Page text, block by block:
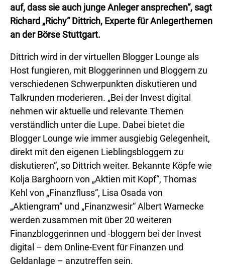
auf, dass sie auch junge Anleger ansprechen“, sagt
Richard „Richy“ Dittrich, Experte für Anlegerthemen
an der Börse Stuttgart.
Dittrich wird in der virtuellen Blogger Lounge als
Host fungieren, mit Bloggerinnen und Bloggern zu
verschiedenen Schwerpunkten diskutieren und
Talkrunden moderieren. „Bei der Invest digital
nehmen wir aktuelle und relevante Themen
verständlich unter die Lupe. Dabei bietet die
Blogger Lounge wie immer ausgiebig Gelegenheit,
direkt mit den eigenen Lieblingsbloggern zu
diskutieren“, so Dittrich weiter. Bekannte Köpfe wie
Kolja Barghoorn von „Aktien mit Kopf“, Thomas
Kehl von „Finanzfluss“, Lisa Osada von
„Aktiengram“ und „Finanzwesir“ Albert Warnecke
werden zusammen mit über 20 weiteren
Finanzbloggerinnen und -bloggern bei der Invest
digital – dem Online-Event für Finanzen und
Geldanlage – anzutreffen sein.